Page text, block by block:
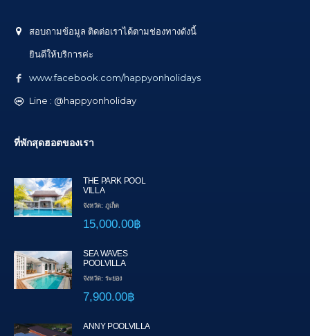
สอบถามข้อมูล ติดต่อเราได้ตามช่องทางดังนี้
ยินดีให้บริการค่ะ
www.facebook.com/happyonholidays
Line : @happyonholiday
ที่พักสุดฮอตของเรา
THE PARK POOL
VILLA
จังหวัด: ภูเก็ต
15,000.00฿
SEA WAVES
POOLVILLA
จังหวัด: ระยอง
7,900.00฿
ANNY POOLVILLA